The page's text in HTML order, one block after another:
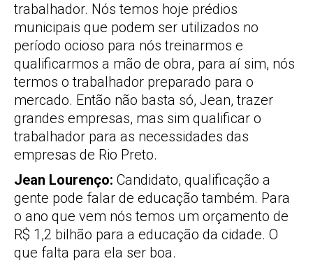
trabalhador. Nós temos hoje prédios
municipais que podem ser utilizados no
período ocioso para nós treinarmos e
qualificarmos a mão de obra, para aí sim, nós
termos o trabalhador preparado para o
mercado. Então não basta só, Jean, trazer
grandes empresas, mas sim qualificar o
trabalhador para as necessidades das
empresas de Rio Preto.
Jean Lourenço: Candidato, qualificação a
gente pode falar de educação também. Para
o ano que vem nós temos um orçamento de
R$ 1,2 bilhão para a educação da cidade. O
que falta para ela ser boa.